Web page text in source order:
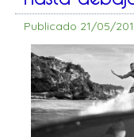
Publicado 21/05/